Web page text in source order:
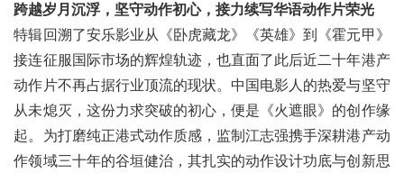
跨越岁月沉浮，坚守动作初心，接力续写华语动作片荣光
特辑回溯了安乐影业从《卧虎藏龙》《英雄》到《霍元甲》
接连征服国际市场的辉煌轨迹，也直面了此后近二十年港产
动作片不再占据行业顶流的现状。中国电影人的热爱与坚守
从未熄灭，这份力求突破的初心，便是《火遮眼》的创作缘
起。为打磨纯正港式动作质感，监制江志强携手深耕港产动
作领域三十年的谷垣健治，其扎实的动作设计功底与创新思